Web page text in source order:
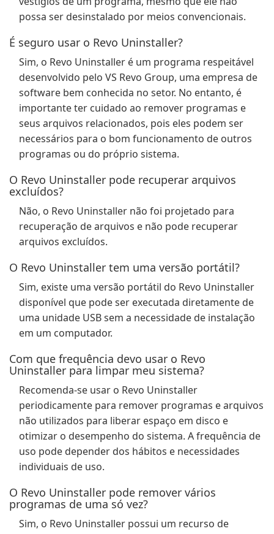
possa ser desinstalado por meios convencionais.
É seguro usar o Revo Uninstaller?
Sim, o Revo Uninstaller é um programa respeitável
desenvolvido pelo VS Revo Group, uma empresa de
software bem conhecida no setor. No entanto, é
importante ter cuidado ao remover programas e
seus arquivos relacionados, pois eles podem ser
necessários para o bom funcionamento de outros
programas ou do próprio sistema.
O Revo Uninstaller pode recuperar arquivos
excluídos?
Não, o Revo Uninstaller não foi projetado para
recuperação de arquivos e não pode recuperar
arquivos excluídos.
O Revo Uninstaller tem uma versão portátil?
Sim, existe uma versão portátil do Revo Uninstaller
disponível que pode ser executada diretamente de
uma unidade USB sem a necessidade de instalação
em um computador.
Com que frequência devo usar o Revo
Uninstaller para limpar meu sistema?
Recomenda-se usar o Revo Uninstaller
periodicamente para remover programas e arquivos
não utilizados para liberar espaço em disco e
otimizar o desempenho do sistema. A frequência de
uso pode depender dos hábitos e necessidades
individuais de uso.
O Revo Uninstaller pode remover vários
programas de uma só vez?
Sim, o Revo Uninstaller possui um recurso de